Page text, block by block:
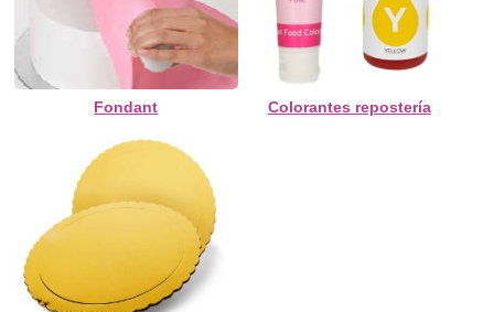
Fondant Colorantes repostería